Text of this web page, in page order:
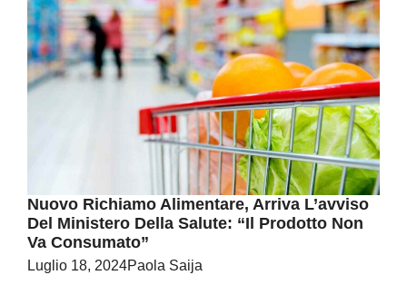
Nuovo Richiamo Alimentare, Arriva L’avviso
Del Ministero Della Salute: “Il Prodotto Non
Va Consumato”
Luglio 18, 2024Paola Saija